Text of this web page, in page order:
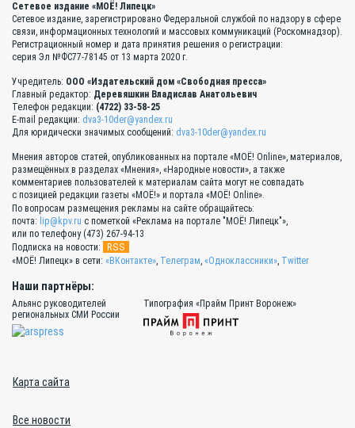
Сетевое издание «МОЁ! Липецк»
Сетевое издание, зарегистрировано Федеральной службой по надзору в сфере
связи, информационных технологий и массовых коммуникаций (Роскомнадзор).
Регистрационный номер и дата принятия решения о регистрации:
серия Эл №ФС77-78145 от 13 марта 2020 г.
Учредитель: ООО «Издательский дом «Свободная пресса»
Главный редактор: Деревяшкин Владислав Анатольевич
Телефон редакции: (4722) 33-58-25
E-mail редакции: dva3-10der@yandex.ru
Для юридически значимых сообщений: dva3-10der@yandex.ru
Мнения авторов статей, опубликованных на портале «МОЁ! Online», материалов,
размещённых в разделах «Мнения», «Народные новости», а также
комментариев пользователей к материалам сайта могут не совпадать
с позицией редакции газеты «МОЁ!» и портала «МОЁ! Online».
По вопросам размещения рекламы на сайте обращайтесь:
почта: lip@kpv.ru с пометкой «Реклама на портале "МОЁ! Липецк"»,
или по телефону (473) 267-94-13
Подписка на новости:
RSS
«МОЁ! Липецк» в сети: «ВКонтакте», Телеграм, «Одноклассники», Twitter
Наши партнёры:
Альянс руководителей
региональных СМИ России
Типография «Прайм Принт Воронеж»
Карта сайта
Все новости